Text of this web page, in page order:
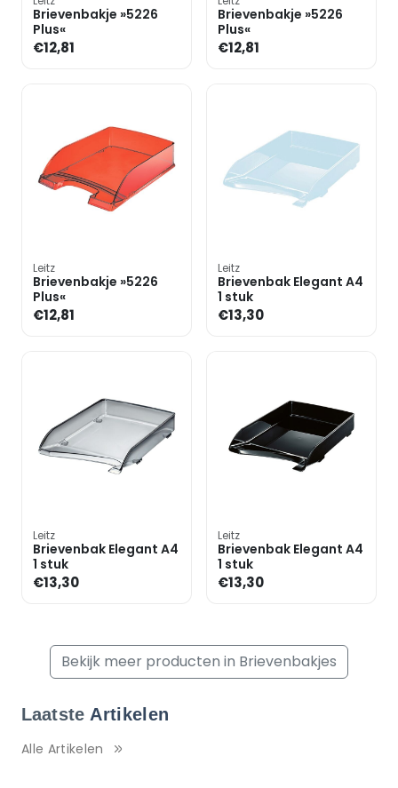
Brievenbakje »5226
Plus«
€12,81
Brievenbakje »5226
Plus«
€12,81
Leitz
Brievenbakje »5226
Plus«
€12,81
Leitz
Brievenbak Elegant A4
1 stuk
€13,30
Leitz
Brievenbak Elegant A4
1 stuk
€13,30
Leitz
Brievenbak Elegant A4
1 stuk
€13,30
Bekijk meer producten in Brievenbakjes
Laatste Artikelen
Alle Artikelen